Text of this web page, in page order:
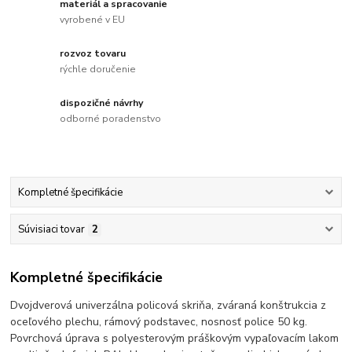
materiál a spracovanie
vyrobené v EU
rozvoz tovaru
rýchle doručenie
dispozičné návrhy
odborné poradenstvo
Kompletné špecifikácie
Súvisiaci tovar 2
Kompletné špecifikácie
Dvojdverová univerzálna policová skriňa, zváraná konštrukcia z
oceľového plechu, rámový podstavec, nosnosť police 50 kg.
Povrchová úprava s polyesterovým práškovým vypaľovacím lakom